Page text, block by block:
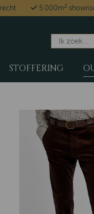
5.000m2
STOFFERING